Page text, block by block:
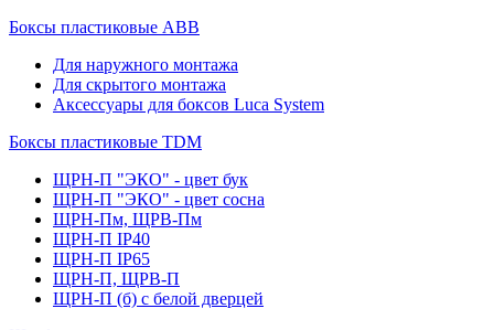
Боксы пластиковые ABB
Для наружного монтажа
Для скрытого монтажа
Аксессуары для боксов Luca System
Боксы пластиковые TDM
ЩРН-П "ЭКО" - цвет бук
ЩРН-П "ЭКО" - цвет сосна
ЩРН-Пм, ЩРВ-Пм
ЩРН-П IP40
ЩРН-П IP65
ЩРН-П, ЩРВ-П
ЩРН-П (б) с белой дверцей